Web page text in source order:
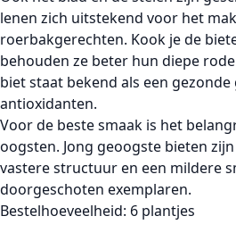
lenen zich uitstekend voor het
roerbakgerechten. Kook je de
behouden ze beter hun diepe
biet staat bekend als een
antioxidanten
Voor de beste smaak is het
oogsten . Jong geoogste bieten zijn
vastere structuur en een mildere
doorgeschoten exemplaren.
Bestelhoeveelheid: 6 plantjes